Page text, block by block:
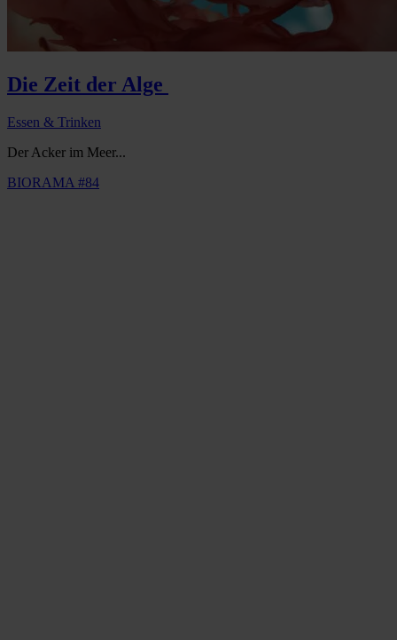
Die Zeit der Alge
Essen & Trinken
Der Acker im Meer...
BIORAMA #84